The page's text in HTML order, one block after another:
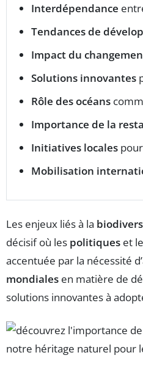
Interdépendance
Tendances de
Impact du
Solutions innovantes
Rôle des océans
Importance de la
Initiatives locales
Mobilisation
Les enjeux liés à la
décisif où les politiques et
accentuée par la nécessité
mondiales en matière de
solutions innovantes à